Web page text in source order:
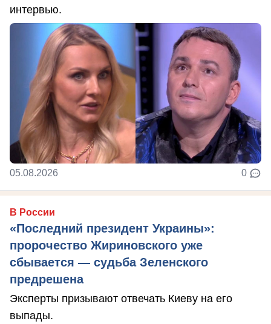
интервью.
05.08.2026 0
В России
«Последний президент Украины»:
пророчество Жириновского уже
сбывается — судьба Зеленского
предрешена
Эксперты призывают отвечать Киеву на его
выпады.